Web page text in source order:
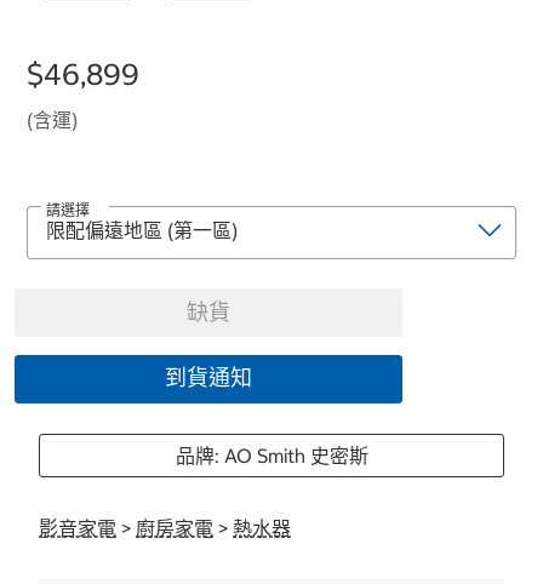
$46,899
(含運)
請選擇
缺貨
到貨通知
品牌: AO Smith 史密斯
影音家電 > 廚房家電 > 熱水器